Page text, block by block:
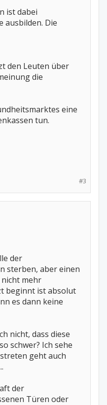
ist dabei
ausbilden. Die
den Leuten über
die
eine
tun.
#3
der
sterben, aber einen
mehr
beginnt ist absolut
es dann keine
nicht, dass diese
schwer? Ich sehe
geht auch
der
Türen oder